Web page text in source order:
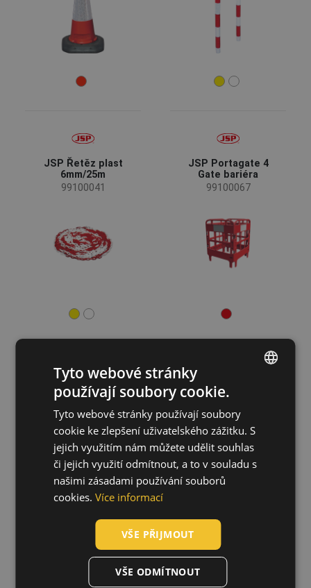
JSP Řetěz plast
6mm/25m
99100041
JSP Portagate 4
Gate bariéra
99100067
JSP podstavec
sloupku 3kg
9910001899999
JSP Výstražná
páska š.7cm
99100002
ENGLISH
CZECH
HUNGARIAN
SLOVAK
ROMANIAN
DUTCH
LATVIAN
Tyto webové stránky
používají soubory cookie.
Tyto webové stránky používají soubory
cookie ke zlepšení uživatelského zážitku. S
jejich využitím nám můžete udělit souhlas
či jejich využití odmítnout, a to v souladu s
našimi zásadami používání souborů
cookies. Více informací
VŠE PŘIJMOUT
VŠE ODMÍTNOUT